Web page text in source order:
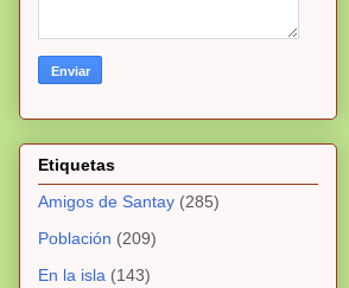
Etiquetas
Amigos de Santay (285)
Población (209)
En la isla (143)